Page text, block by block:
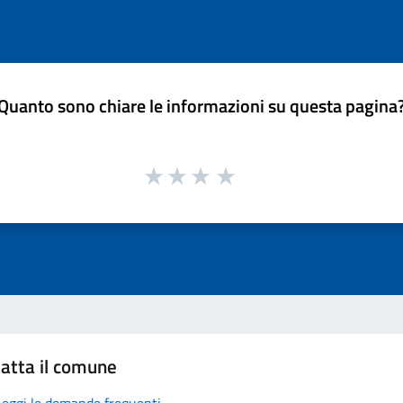
sono chiare le informazioni su questa
il comune